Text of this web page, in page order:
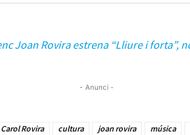
Joan Rovira estrena “Lliure i forta”,
- Anunci -
Carol Rovira cultura joan rovira música